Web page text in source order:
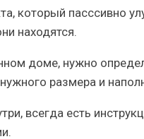
который пасссивно
находятся.
доме, нужно
размера и
, всегда есть